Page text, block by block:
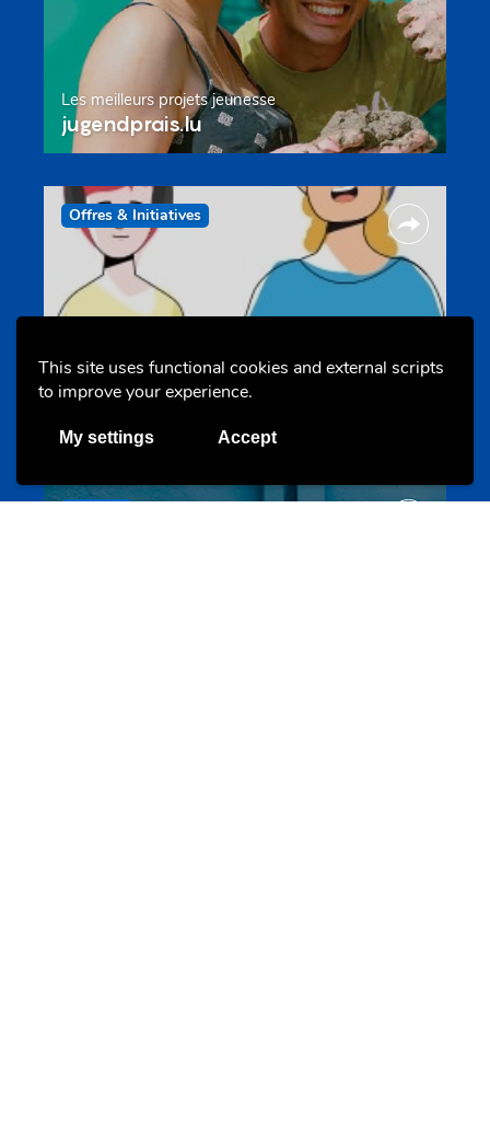
This site uses functional cookies and external scripts
to improve your experience.
My settings Accept
Les meilleurs projets jeunesse
jugendprais.lu
Offres & Initiatives
Un projet de jeunes pour jeunes